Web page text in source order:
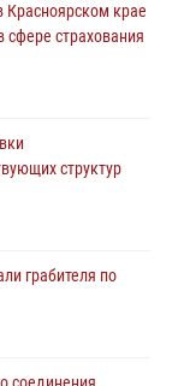
Красноярском крае
страхования
структур
грабителя по
соединения